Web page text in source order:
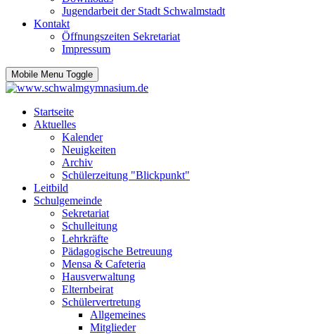
Jugendarbeit der Stadt Schwalmstadt
Kontakt
Öffnungszeiten Sekretariat
Impressum
Mobile Menu Toggle
Startseite
Aktuelles
Kalender
Neuigkeiten
Archiv
Schülerzeitung "Blickpunkt"
Leitbild
Schulgemeinde
Sekretariat
Schulleitung
Lehrkräfte
Pädagogische Betreuung
Mensa & Cafeteria
Hausverwaltung
Elternbeirat
Schülervertretung
Allgemeines
Mitglieder